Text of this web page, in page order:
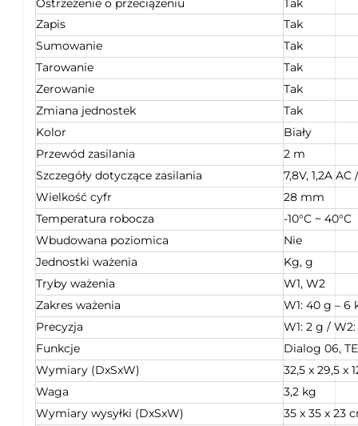
Ostrzeżenie o przeciążeniu
Tak
Zapis
Tak
Sumowanie
Tak
Tarowanie
Tak
Zerowanie
Tak
Zmiana jednostek
Tak
Kolor
Biały
Przewód zasilania
2 m
Szczegóły dotyczące zasilania
7,8V, 1,2A AC
Wielkość cyfr
28 mm
Temperatura robocza
-10°C ~ 40°C
Wbudowana poziomica
Nie
Jednostki ważenia
Kg, g
Tryby ważenia
W1, W2
Zakres ważenia
W1: 40 g – 6
Precyzja
W1: 2 g /
Funkcje
Dialog 06,
Wymiary (DxSxW)
32,5 x 29,5 x
Waga
3,2 kg
Wymiary wysyłki (DxSxW)
35 x 35 x 23